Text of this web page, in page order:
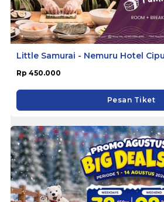
Little Samurai - Nemuru Hotel
Rp 450.000
Pesan Tiket